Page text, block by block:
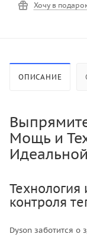
Хочу в
ОПИСАНИЕ
Мощь и
Технология
контроля
Dyson заботится о